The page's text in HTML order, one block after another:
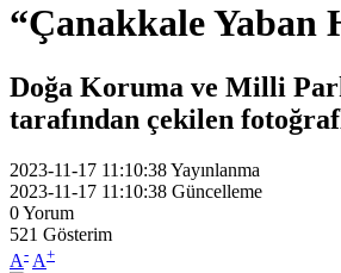
“Çanakkale Yaban
Doğa Koruma ve Milli
tarafından çekilen
2023-11-17 11:10:38Yayınlanma
2023-11-17 11:10:38 Güncelleme
0Yorum
521 Gösterim
A- A+